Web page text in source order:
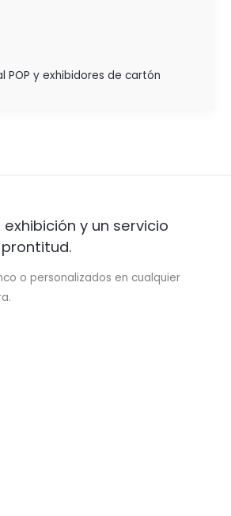
POP y exhibidores de cartón
y un servicio
o personalizados en cualquier